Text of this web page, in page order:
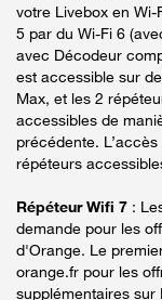
votre Livebox en
5 par du Wi-Fi 6
avec Décodeur
est accessible sur
Max, et les 2
accessibles de
précédente.
répéteurs
Répéteur Wifi 7 :
demande pour les
d'Orange. Le
orange.fr pour les
supplémentaires